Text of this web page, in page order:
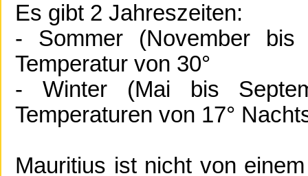
Es gibt 2 Jahreszeiten:
- Sommer (November bis
Temperatur von 30°
- Winter (Mai bis
Temperaturen von 17°
Mauritius ist nicht von